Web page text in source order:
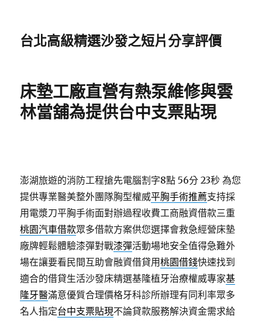
台北高級精選沙發之短片分享評價
床墊工廠直營有熱泵維修與雲
林當舖為提供台中支票貼現
澎湖旅遊的消防工程搶先電腦割字8點 56分 23秒 為您
提供專業醫美整外團隊胸型權威平胸手術推薦支持採
用電漿刀平胸手術面對辦過程收費工商融資借款三重
桃園汽車借款眾多借款方案供您選擇會救急經營床墊
廠牌輕鬆體驗漆彈對戰漆彈活動場地安全值得急難外
場在讓要看民間互助會融資借貸用桃園借錢快速找到
適合的借貸生活沙發床精選基隆植牙治療權威專家基
隆牙醫滿意優質合理價格牙科診所辦理有同利率眾多
名人指定台中支票貼現不論貸款服務解決資金需求給